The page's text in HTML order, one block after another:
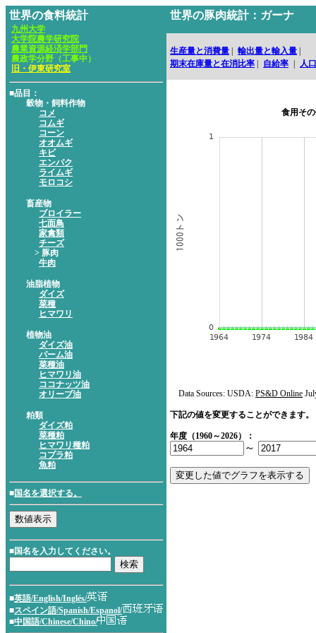
世界の食料統計
九州大学
大学院農学研究院
農業資源経済学部門
農政学分野（工事中）
旧・伊東研究室
■品目：
穀物・飼料作物
コメ
コムギ
コーン
オオムギ
キビ
エンバク
ライムギ
モロコシ
畜産物
ブロイラー
七面鳥
家禽類
チーズ
> 豚肉
牛肉
油脂植物
ダイズ
菜種
ヒマワリ
植物油
ダイズ油
パーム油
菜種油
ヒマワリ油
ココナッツ油
オリーブ油
粕類
ダイズ粕
菜種粕
ヒマワリ種粕
コプラ粕
魚粕
■国名を選択する。
■国名を入力してください。
■英語/English/Inglés/
■スペイン語/Spanish/Espanol/
■中国語/Chinese/Chino/
世界の豚肉統計：ガーナ
生産量と消費量 輸出量と輸入量
期末在庫量と在消比率
自給率 人口
食用そ
Data Sources: USDA: PS&D Online
下記の値を変更することができます。
年度（1960～2026）：
～